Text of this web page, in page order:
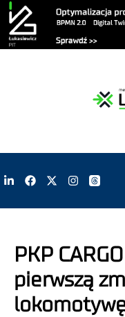
PKP
pierwszą